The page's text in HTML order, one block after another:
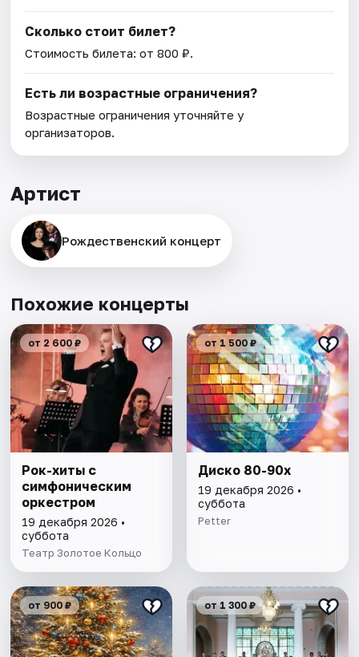
Сколько стоит билет?
Стоимость билета: от 800 ₽.
Есть ли возрастные ограничения?
Возрастные ограничения уточняйте у
организаторов.
Артист
Рождественский концерт
Похожие концерты
от 2 600 ₽
Рок-хиты с
симфоническим
оркестром
19 декабря 2026 •
суббота
Театр Золотое Кольцо
от 1 500 ₽
Диско 80-90х
19 декабря 2026 •
суббота
Petter
от 900 ₽ от 1 300 ₽